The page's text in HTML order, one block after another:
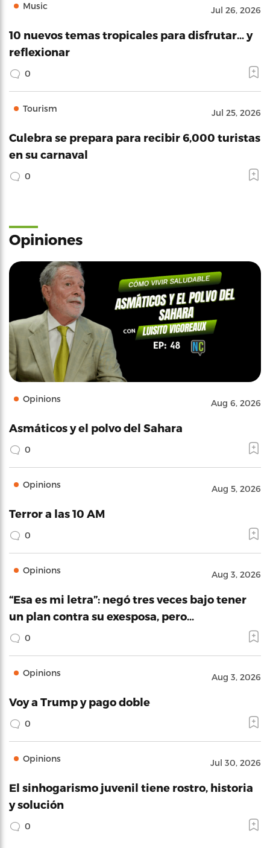
Music Jul 26, 2026
10 nuevos temas tropicales para disfrutar… y
reflexionar
0
Tourism Jul 25, 2026
Culebra se prepara para recibir 6,000 turistas
en su carnaval
0
Opiniones
Opinions Aug 6, 2026
Asmáticos y el polvo del Sahara
0
Opinions Aug 5, 2026
Terror a las 10 AM
0
Opinions Aug 3, 2026
“Esa es mi letra”: negó tres veces bajo tener
un plan contra su exesposa, pero…
0
Opinions Aug 3, 2026
Voy a Trump y pago doble
0
Opinions Jul 30, 2026
El sinhogarismo juvenil tiene rostro, historia
y solución
0